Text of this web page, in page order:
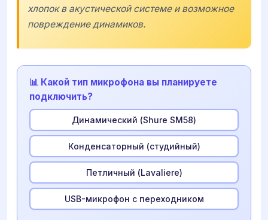
хлопок в акустической системе и возможное
повреждение динамиков.
📊 Какой тип микрофона вы планируете
подключить?
Динамический (Shure SM58)
Конденсаторный (студийный)
Петличный (Lavaliere)
USB-микрофон с переходником